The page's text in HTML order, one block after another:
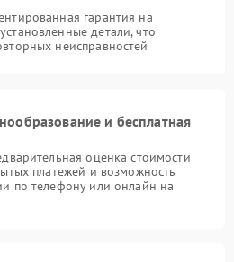
гарантия на
детали, что
неисправностей
и бесплатная
оценка стоимости
платежей и возможность
по телефону или онлайн на